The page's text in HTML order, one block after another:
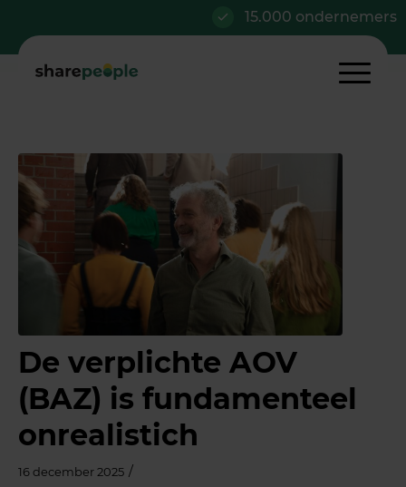
15.000 ondernemers
De verplichte AOV
(BAZ) is fundamenteel
onrealistich
16 december 2025 /